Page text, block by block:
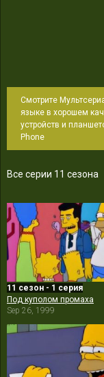
Смотрите
языке в хорошем
устройств и
Phone
Все серии 11 сезона
11 сезон - 1 серия
Под куполом промаха
Sep 26, 1999